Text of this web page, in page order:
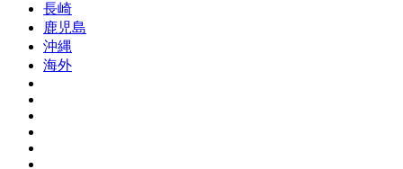
長崎
鹿児島
沖縄
海外